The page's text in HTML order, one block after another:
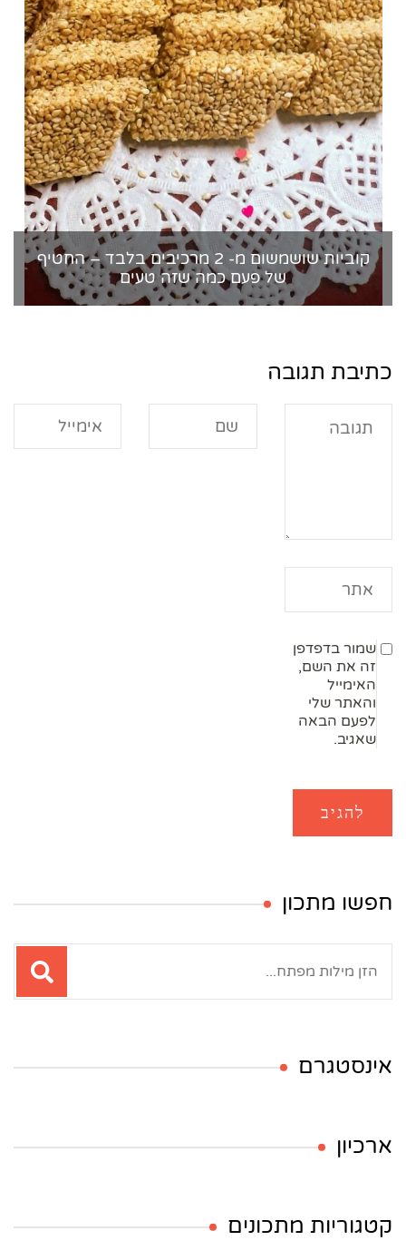
קוביות שושמשום מ- 2 מרכיבים בלבד – החטיף
של פעם כמה שזה טעים
כתיבת תגובה
שמור בדפדפן
זה את השם,
האימייל
והאתר שלי
לפעם הבאה
שאגיב.
חפשו מתכון
אינסטגרם
ארכיון
קטגוריות מתכונים